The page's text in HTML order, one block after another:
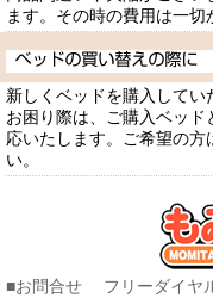
ます。その時の費用は一切
新しくベッドを購入して
お困り際は、ご購入ベッ
応いたします。ご希望の方
い。
■お問合せ フリーダイヤ